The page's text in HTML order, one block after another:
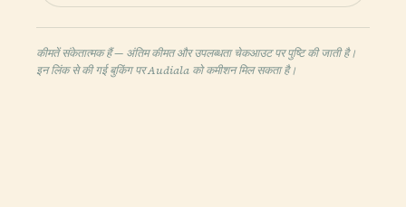
कीमतें संकेतात्मक हैं — अंतिम कीमत और उपलब्धता चेकआउट पर पुष्टि की जाती है।
इन लिंक से की गई बुकिंग पर Audiala को कमीशन मिल सकता है।